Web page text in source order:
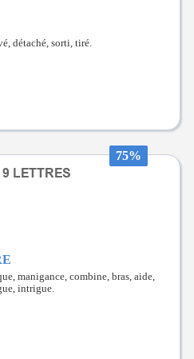
détaché, sorti, tiré.
75%
manigance, combine, bras, aide,
intrigue.